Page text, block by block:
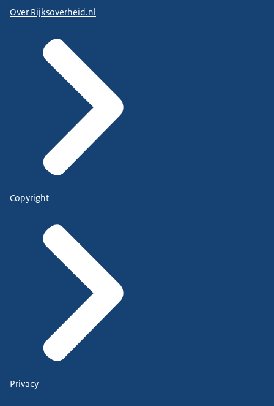
Over Rijksoverheid.nl
Copyright
Privacy